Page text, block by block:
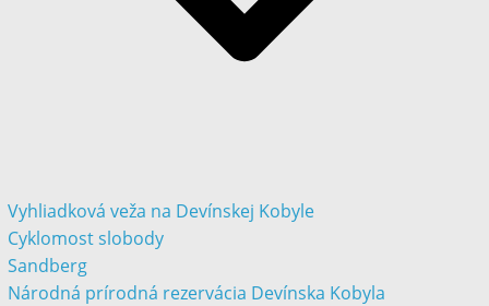
Vyhliadková veža na Devínskej Kobyle
Cyklomost slobody
Sandberg
Národná prírodná rezervácia Devínska Kobyla